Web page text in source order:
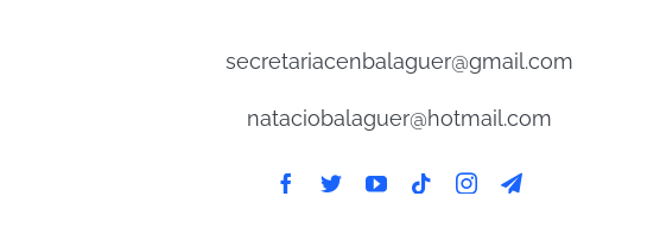
secretariacenbalaguer@gmail.com
nataciobalaguer@hotmail.com